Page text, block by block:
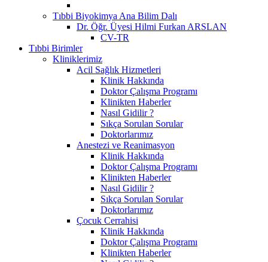
Tıbbi Biyokimya Ana Bilim Dalı
Dr. Öğr. Üyesi Hilmi Furkan ARSLAN
CV-TR
Tıbbi Birimler
Kliniklerimiz
Acil Sağlık Hizmetleri
Klinik Hakkında
Doktor Çalışma Programı
Klinikten Haberler
Nasıl Gidilir ?
Sıkça Sorulan Sorular
Doktorlarımız
Anestezi ve Reanimasyon
Klinik Hakkında
Doktor Çalışma Programı
Klinikten Haberler
Nasıl Gidilir ?
Sıkça Sorulan Sorular
Doktorlarımız
Çocuk Cerrahisi
Klinik Hakkında
Doktor Çalışma Programı
Klinikten Haberler